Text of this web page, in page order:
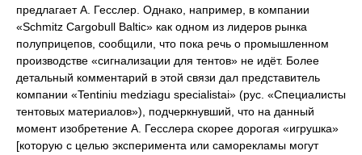
предлагает А. Гесслер. Однако, например, в компании
«Schmitz Cargobull Baltic» как одном из лидеров рынка
полуприцепов, сообщили, что пока речь о промышленном
производстве «сигнализации для тентов» не идёт. Более
детальный комментарий в этой связи дал представитель
компании «Tentiniu medziagu specialistai» (рус. «Специалисты
тентовых материалов»), подчеркнувший, что на данный
момент изобретение А. Гесслера скорее дорогая «игрушка»
[которую с целью эксперимента или саморекламы могут